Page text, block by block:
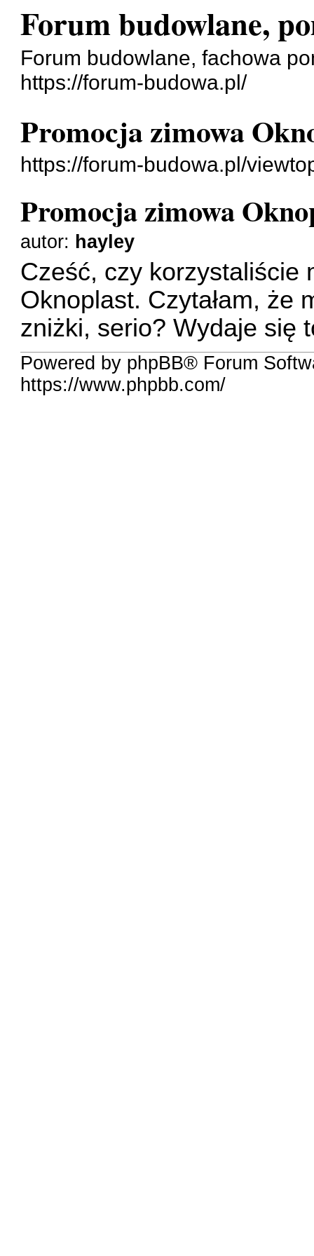
Forum budowlane,
Forum budowlane, fachowa
https://forum-budowa.pl/
Promocja zimowa
https://forum-budowa.pl/
Promocja zimowa
autor: hayley
Cześć, czy korzystaliście
Oknoplast. Czytałam, że
zniżki, serio? Wydaje się
Powered by phpBB® Forum
https://www.phpbb.com/